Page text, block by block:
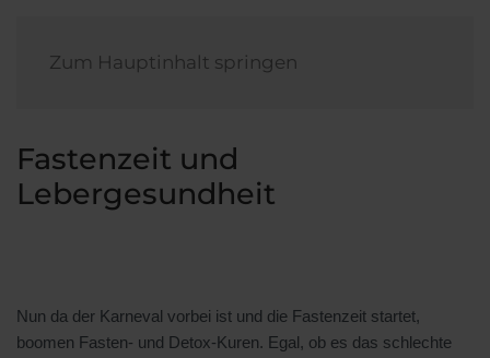
Zum Hauptinhalt springen
Fastenzeit und
Lebergesundheit
Nun da der Karneval vorbei ist und die Fastenzeit startet,
boomen Fasten- und Detox-Kuren. Egal, ob es das schlechte